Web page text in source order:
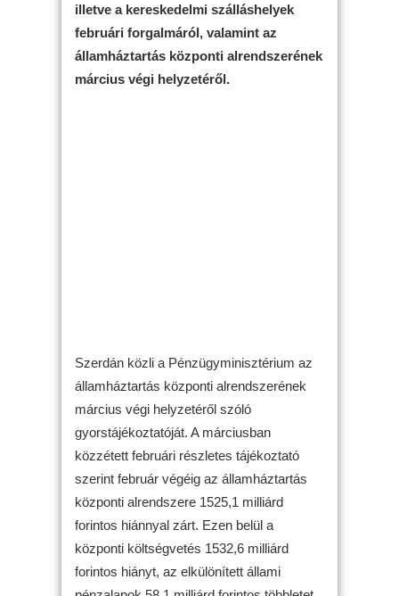
illetve a kereskedelmi szálláshelyek
februári forgalmáról, valamint az
államháztartás központi alrendszerének
március végi helyzetéről.
Szerdán közli a Pénzügyminisztérium az
államháztartás központi alrendszerének
március végi helyzetéről szóló
gyorstájékoztatóját. A márciusban
közzétett februári részletes tájékoztató
szerint február végéig az államháztartás
központi alrendszere 1525,1 milliárd
forintos hiánnyal zárt. Ezen belül a
központi költségvetés 1532,6 milliárd
forintos hiányt, az elkülönített állami